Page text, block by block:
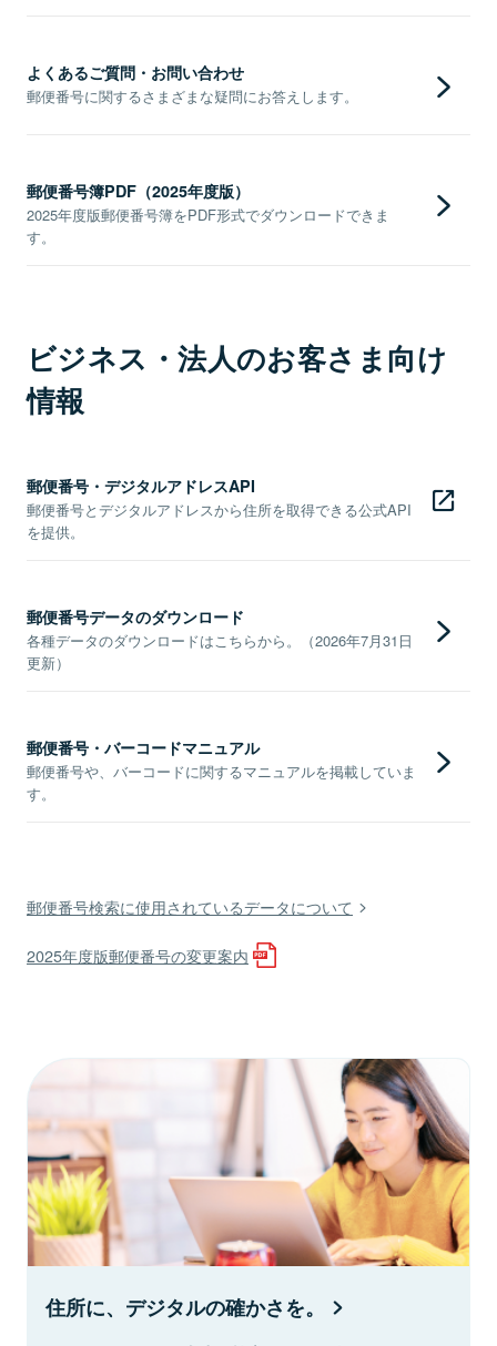
よくあるご質問・お問い合わせ
郵便番号に関するさまざまな疑問にお答えします。
郵便番号簿PDF（2025年度版）
2025年度版郵便番号簿をPDF形式でダウンロードできま
す。
ビジネス・法人のお客さま向け
情報
郵便番号・デジタルアドレスAPI
郵便番号とデジタルアドレスから住所を取得できる公式API
を提供。
郵便番号データのダウンロード
各種データのダウンロードはこちらから。（2026年7月31日
更新）
郵便番号・バーコードマニュアル
郵便番号や、バーコードに関するマニュアルを掲載していま
す。
郵便番号検索に使用されているデータについて
2025年度版郵便番号の変更案内
住所に、デジタルの確かさを。